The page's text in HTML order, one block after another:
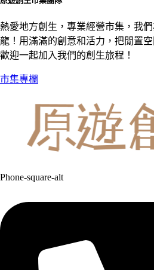
熱愛地方創生，專業經營市集，我
龍！用滿滿的創意和活力，把閒置
歡迎一起加入我們的創生旅程！
市集專欄
Phone-square-alt